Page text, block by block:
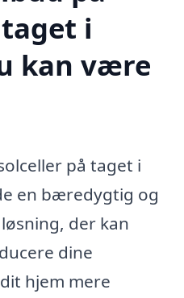
i
kan være
på taget i
en bæredygtig og
der kan
dine
hjem mere